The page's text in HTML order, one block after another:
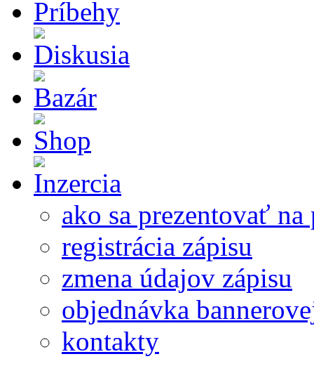
ako sa prezentovať
registrácia zápisu
zmena údajov zápisu
objednávka
kontakty